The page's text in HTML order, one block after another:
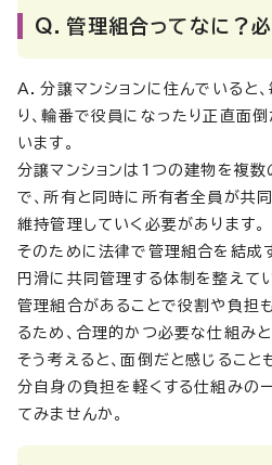
Q．管理組合ってなに？
A．分譲マンションに住んでいると
り、輪番で役員になったり正直面
います。
分譲マンションは1つの建物を複数
で、所有と同時に所有者全員が共
維持管理していく必要があります。
そのために法律で管理組合を結成
円滑に共同管理する体制を整えてい
管理組合があることで役割や負担
るため、合理的かつ必要な仕組みと
そう考えると、面倒だと感じること
分自身の負担を軽くする仕組みの
てみませんか。